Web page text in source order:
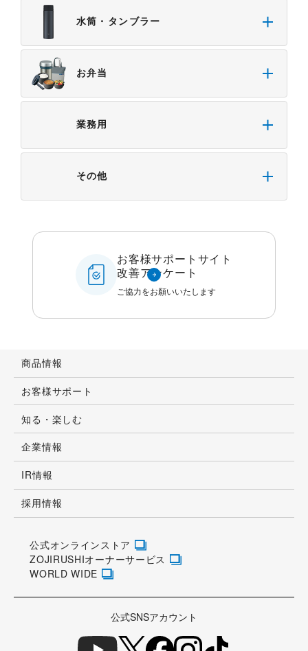
水筒・タンブラー
お弁当
業務用
その他
お客様サポートサイト
改善アンケート
ご協力をお願いいたします
商品情報
お客様サポート
知る・楽しむ
企業情報
IR情報
採用情報
公式オンラインストア
ZOJIRUSHIオーナーサービス
WORLD WIDE
公式SNSアカウント